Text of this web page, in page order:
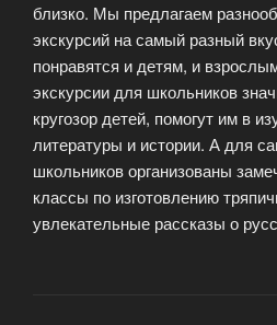
близко. Мы предлагаем
экскурсий на самый разный
понравятся и детям, и
экскурсии для школьников
кругозор детей, помогут им в
литературы и истории. А для
школьников организованы
классы по изготовлению
увлекательные рассказы о